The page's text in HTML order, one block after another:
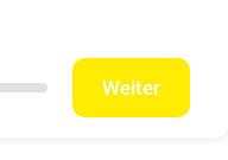
Weiter